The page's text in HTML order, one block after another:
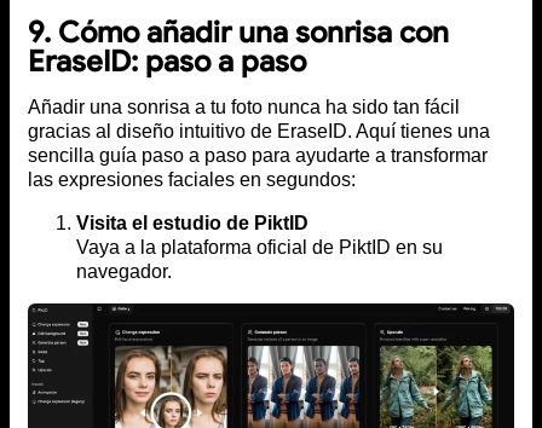
9. Cómo añadir una sonrisa con
EraseID: paso a paso
Añadir una sonrisa a tu foto nunca ha sido tan fácil
gracias al diseño intuitivo de EraseID. Aquí tienes una
sencilla guía paso a paso para ayudarte a transformar
las expresiones faciales en segundos:
Visita el estudio de PiktID
Vaya a la plataforma oficial de PiktID en su
navegador.